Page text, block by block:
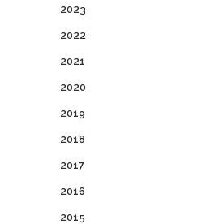
2023
2022
2021
2020
2019
2018
2017
2016
2015